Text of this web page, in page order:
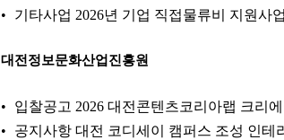
기타사업 2026년 기업 직접물류비 지원사
대전정보문화산업진흥원
입찰공고 2026 대전콘텐츠코리아랩 크리
공지사항 대전 코디세이 캠퍼스 조성 인테